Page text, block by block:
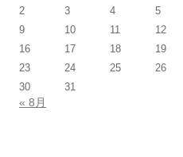
2
3 4 5
9
10 11 12
16
17 18 19
23
24 25 26
30
31
« 8月